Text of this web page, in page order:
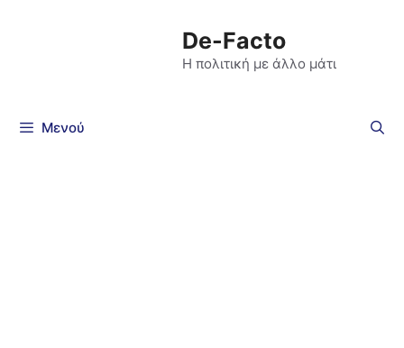
De-Facto
Η πολιτική με άλλο μάτι
Μενού